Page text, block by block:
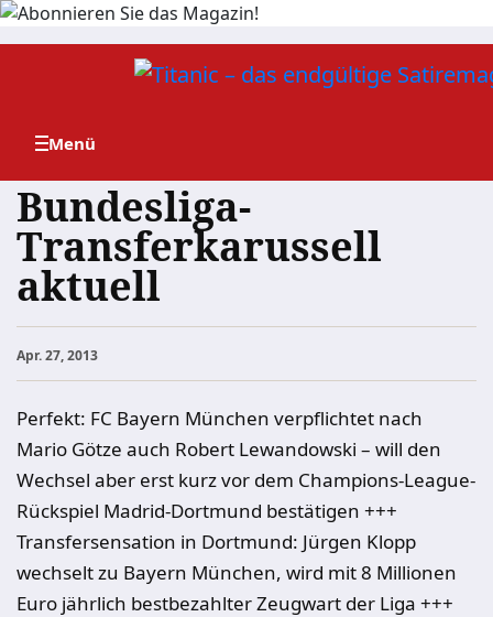
Zum
Bundesliga-
Transferkarussell
aktuell
Apr. 27, 2013
Perfekt: FC Bayern München verpflichtet nach
Mario Götze auch Robert Lewandowski – will den
Wechsel aber erst kurz vor dem Champions-League-
Rückspiel Madrid-Dortmund bestätigen +++
Transfersensation in Dortmund: Jürgen Klopp
wechselt zu Bayern München, wird mit 8 Millionen
Euro jährlich bestbezahlter Zeugwart der Liga +++